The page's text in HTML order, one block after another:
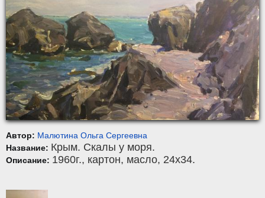
Автор: Малютина Ольга Сергеевна
Название: Крым. Скалы у моря.
Описание: 1960г., картон, масло, 24x34.